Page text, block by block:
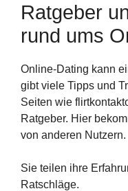
Ratgeber
rund ums
Online-Dating kann
gibt viele Tipps und
Seiten wie
Ratgeber. Hier
von anderen Nutzern.
Sie teilen ihre
Ratschläge.